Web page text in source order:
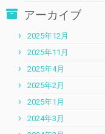
アーカイブ
2025年12月
2025年11月
2025年4月
2025年2月
2025年1月
2024年3月